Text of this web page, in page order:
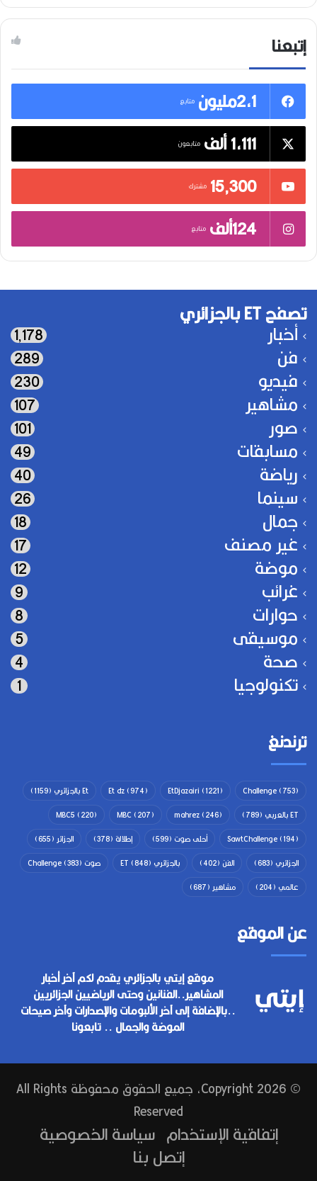
إتبعنا
2,1مليون
متابع
1,111 ألف متابعون
15٬300 مشترك
124ألف متابع
تصفح ET بالجزائري
أخبار 1٬178
فن 289
فيديو 230
مشاهير 107
صور 101
مسابقات 49
رياضة 40
سينما 26
جمال 18
غير مصنف 17
موضة 12
غرائب 9
حوارات 8
موسيقى 5
صحة 4
تكنولوجيا 1
ترندنغ
Challenge(753)
EtDjazairi (1221)
Et dz(974) Et بالجزائري
(1159)
ET بالعربي
(789)
mahrez(246)
MBC(207)
MBC5 (220)
SawtChallenge(194) أحلى صوت (599) إطلالة (378) الجزائر (655)
الجزائري (683) الفن (402) بالجزائري ET (848) صوت Challenge (383)
عالمي (204) مشاهير (687)
عن الموقع
موقع إيتي بالجزائري يقدم لكم آخر أخبار
المشاهير..الفنانين وحتى الرياضيين الجزائريين
..بالإضافة إلى آخر الألبومات والإصدارات وآخر صيحات
الموضة والجمال .. تابعونا
© Copyright 2026, جميع الحقوق محفوظة All Rights
Reserved
إتفاقية الإستخدام سياسة الخصوصية
إتصل بنا